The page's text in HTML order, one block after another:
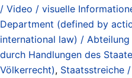
/ Video / visuelle
Department (defined by
international law) /
durch Handlungen des
Völkerrecht), Staatsstreiche